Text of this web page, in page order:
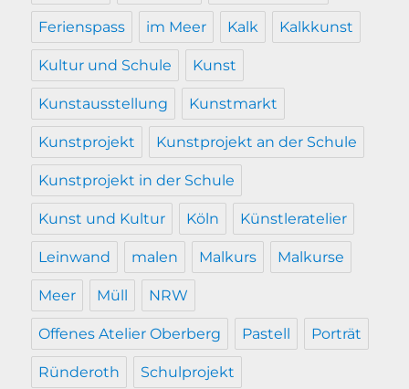
Ferienspass im Meer Kalk Kalkkunst
Kultur und Schule Kunst
Kunstausstellung Kunstmarkt
Kunstprojekt Kunstprojekt an der Schule
Kunstprojekt in der Schule
Kunst und Kultur Köln Künstleratelier
Leinwand malen Malkurs Malkurse
Meer Müll NRW
Offenes Atelier Oberberg Pastell Porträt
Ründeroth Schulprojekt